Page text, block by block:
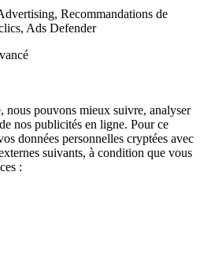
Recommandations de
Ads Defender
nous pouvons mieux suivre, analyser
nos publicités en ligne. Pour ce
données personnelles cryptées avec
suivants, à condition que vous
: